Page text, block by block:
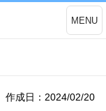
MENU
作成日：2024/02/20